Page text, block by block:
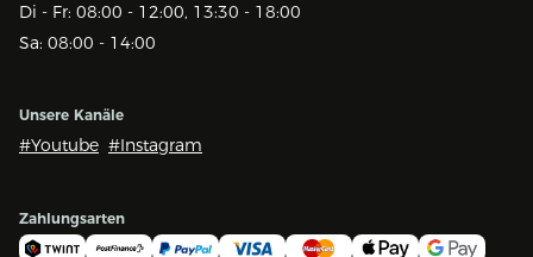
Di - Fr: 08:00 - 12:00, 13:30 - 18:00
Sa: 08:00 - 14:00
Unsere Kanäle
#Youtube #Instagram
Zahlungsarten